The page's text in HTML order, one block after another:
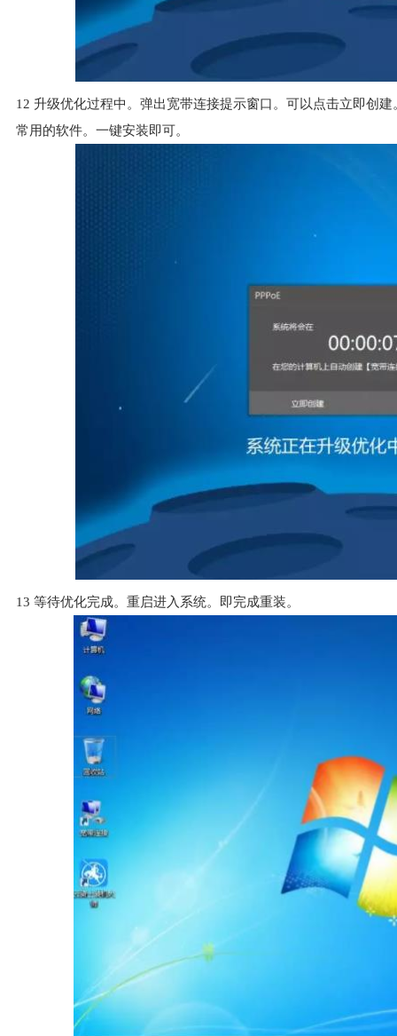
12 升级优化过程中。弹出宽带连接提示窗口。可以点击立即创
常用的软件。一键安装即可。
13 等待优化完成。重启进入系统。即完成重装。